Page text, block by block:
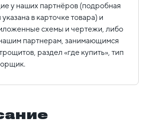
у наших партнёров (подробная
в карточке товара) и
схемы и чертежи, либо
партнерам, занимающимся
раздел «где купить», тип